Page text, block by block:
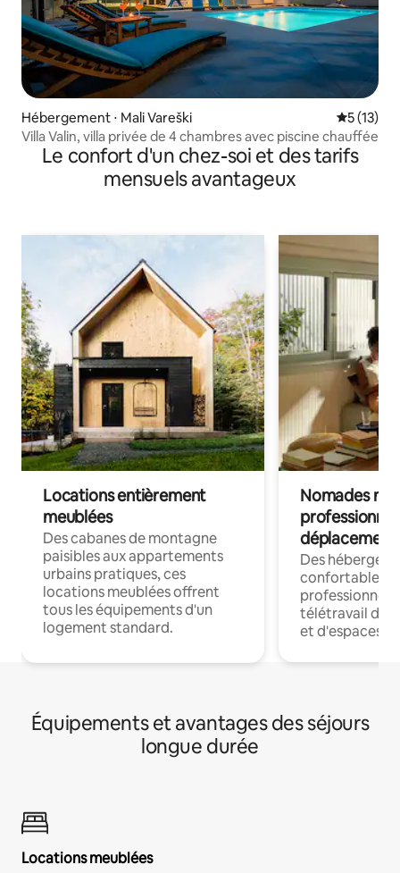
Hébergement ⋅ Mali Vareški
5 (13)
Villa Valin, villa privée de 4 chambres avec piscine chauffée
Le confort d'un chez-soi et des tarifs
mensuels avantageux
Locations entièrement
meublées
Des cabanes de montagne
paisibles aux appartements
urbains pratiques, ces
locations meublées offrent
tous les équipements d'un
logement standard.
Nomades
déplacement
Des
confortables
professionnels
télétravail
et d'espaces
Équipements et avantages des séjours
longue durée
Locations meublées